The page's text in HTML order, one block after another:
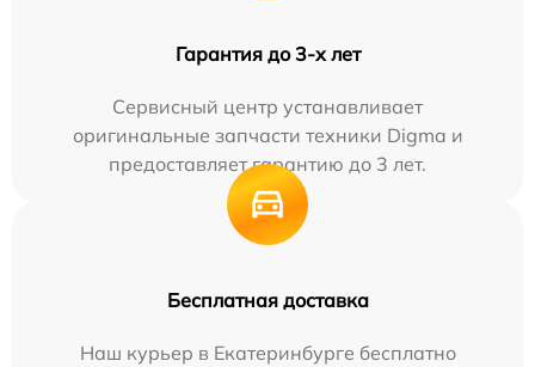
Гарантия до 3-х лет
Сервисный центр устанавливает
оригинальные запчасти техники Digma и
предоставляет гарантию до 3 лет.
Бесплатная доставка
Наш курьер в Екатеринбурге бесплатно